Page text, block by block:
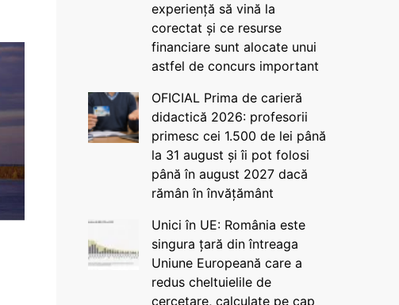
experiență să vină la
corectat și ce resurse
financiare sunt alocate unui
astfel de concurs important
OFICIAL Prima de carieră
didactică 2026: profesorii
primesc cei 1.500 de lei până
la 31 august și îi pot folosi
până în august 2027 dacă
rămân în învățământ
Unici în UE: România este
singura țară din întreaga
Uniune Europeană care a
redus cheltuielile de
cercetare, calculate pe cap